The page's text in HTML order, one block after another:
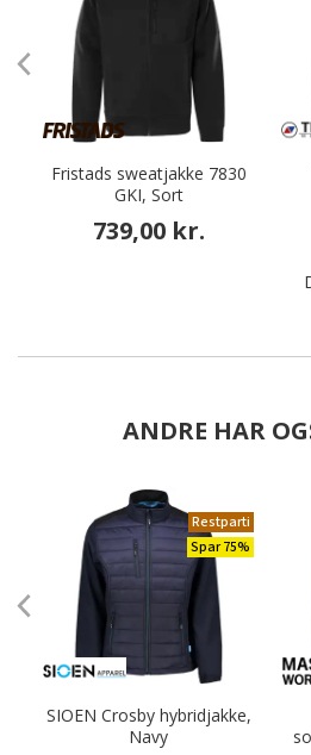
Fristads sweatjakke 7830
GKI, Sort
739,00 kr.
ANDRE HAR
Restparti
Spar 75%
SIOEN Crosby hybridjakke,
Navy